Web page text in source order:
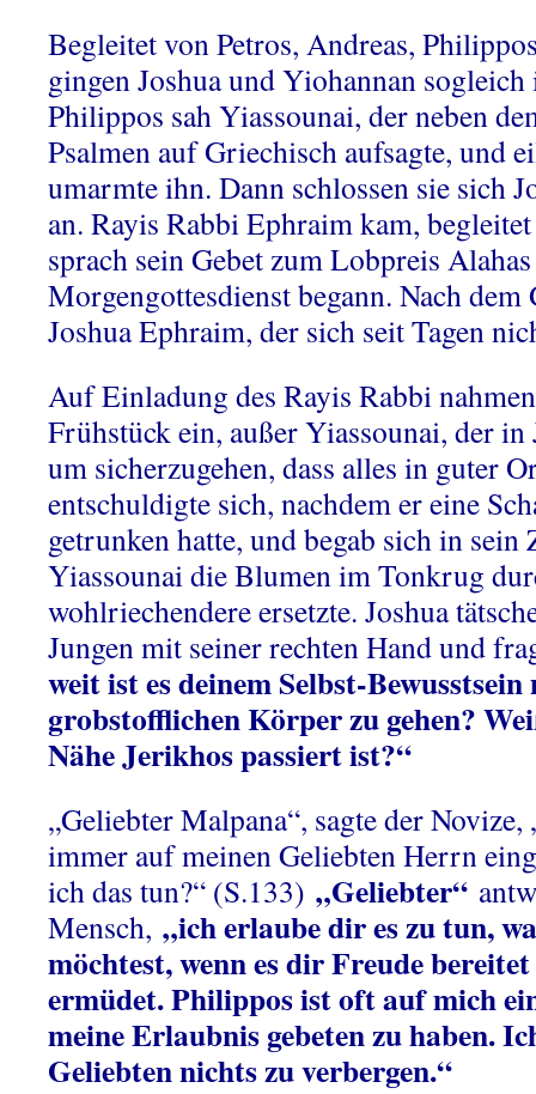
Begleitet von Petros, Andreas,
gingen Joshua und Yiohannan
Philippos sah Yiassounai, der neben
Psalmen auf Griechisch aufsagte, und
umarmte ihn. Dann schlossen sie sich
an. Rayis Rabbi Ephraim kam,
sprach sein Gebet zum Lobpreis
Morgengottesdienst begann. Nach dem
Joshua Ephraim, der sich seit Tagen
Auf Einladung des Rayis Rabbi
Frühstück ein, außer Yiassounai, der
um sicherzugehen, dass alles in guter
entschuldigte sich, nachdem er eine
getrunken hatte, und begab sich in sein
Yiassounai die Blumen im Tonkrug
wohlriechendere ersetzte. Joshua
Jungen mit seiner rechten Hand und
weit ist es deinem Selbst-
grobstofflichen Körper zu gehen?
Nähe Jerikhos passiert ist?“
„Geliebter Malpana“, sagte der
immer auf meinen Geliebten Herrn
ich das tun?“ (S.133) „Geliebter“
Mensch, „ich erlaube dir es zu tun,
möchtest, wenn es dir Freude
ermüdet. Philippos ist oft auf mich
meine Erlaubnis gebeten zu haben.
Geliebten nichts zu verbergen.“